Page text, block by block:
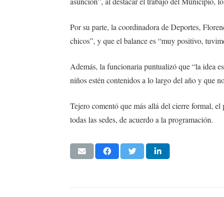
Por su parte, la coordinadora de Deportes,
chicos”, y que el balance es “muy positivo,
Además, la funcionaria puntualizó que “la idea
niños estén contenidos a lo largo del año y que
Tejero comentó que más allá del cierre formal,
todas las sedes, de acuerdo a la programación.